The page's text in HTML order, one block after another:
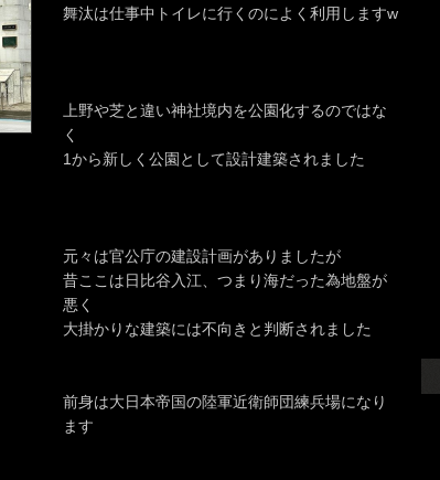
舞汰は仕事中トイレに行くのによく利用しますw
上野や芝と違い神社境内を公園化するのではな
く
1から新しく公園として設計建築されました
元々は官公庁の建設計画がありましたが
昔ここは日比谷入江、つまり海だった為地盤が
悪く
大掛かりな建築には不向きと判断されました
前身は大日本帝国の陸軍近衛師団練兵場になり
ます